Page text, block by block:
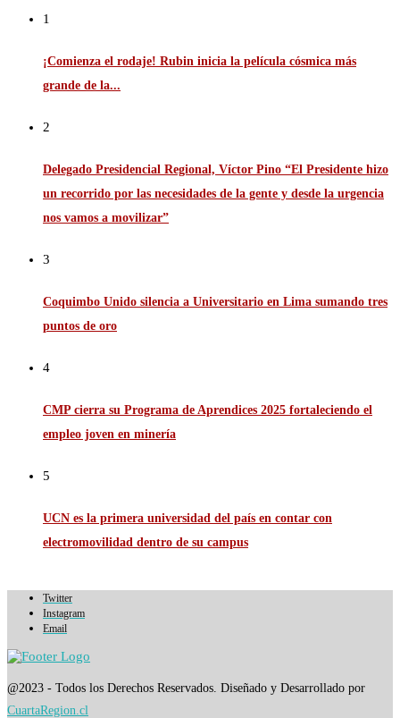
1
¡Comienza el rodaje! Rubin inicia la película cósmica más
grande de la...
2
Delegado Presidencial Regional, Víctor Pino “El Presidente hizo
un recorrido por las necesidades de la gente y desde la urgencia
nos vamos a movilizar”
3
Coquimbo Unido silencia a Universitario en Lima sumando tres
puntos de oro
4
CMP cierra su Programa de Aprendices 2025 fortaleciendo el
empleo joven en minería
5
UCN es la primera universidad del país en contar con
electromovilidad dentro de su campus
Twitter
Instagram
Email
@2023 - Todos los Derechos Reservados. Diseñado y Desarrollado por
CuartaRegion.cl